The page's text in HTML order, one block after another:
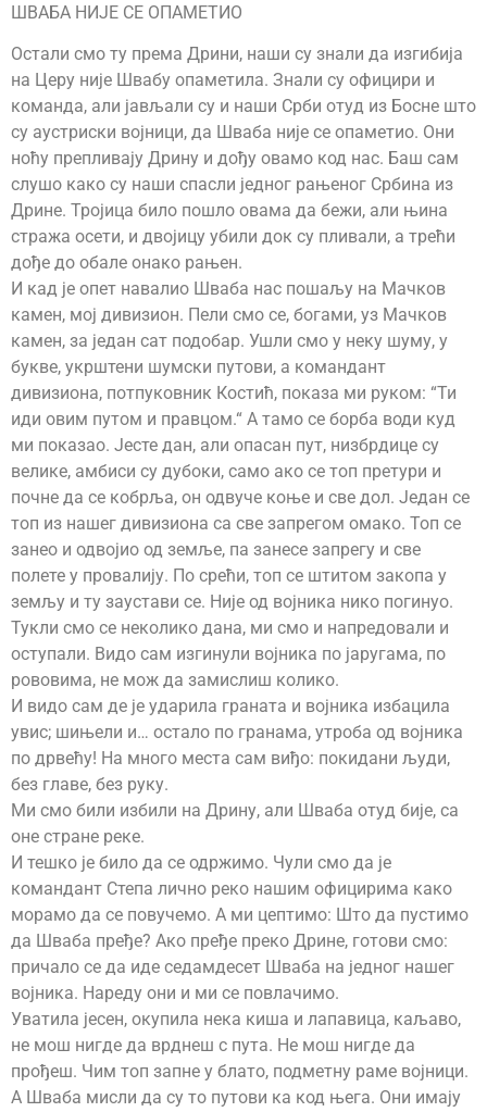
ШВАБА НИЈЕ СЕ ОПАМЕТИО
Остали смо ту према Дрини, наши су знали да изгибија
на Церу није Швабу опаметила. Знали су официри и
команда, али јављали су и наши Срби отуд из Босне што
су аустриски војници, да Шваба није се опаметио. Они
ноћу препливају Дрину и дођу овамо код нас. Баш сам
слушо како су наши спасли једног рањеног Србина из
Дрине. Тројица било пошло овама да бежи, али њина
стража осети, и двојицу убили док су пливали, а трећи
дође до обале онако рањен.
И кад је опет навалио Шваба нас пошаљу на Мачков
камен, мој дивизион. Пели смо се, богами, уз Мачков
камен, за један сат подобар. Ушли смо у неку шуму, у
букве, укрштени шумски путови, а командант
дивизиона, потпуковник Костић, показа ми руком: “Ти
иди овим путом и правцом.“ А тамо се борба води куд
ми показао. Јесте дан, али опасан пут, низбрдице су
велике, амбиси су дубоки, само ако се топ претури и
почне да се кобрља, он одвуче коње и све дол. Један се
топ из нашег дивизиона са све запрегом омако. Топ се
занео и одвојио од земље, па занесе запрегу и све
полете у провалију. По срећи, топ се штитом закопа у
земљу и ту заустави се. Није од војника нико погинуо.
Тукли смо се неколико дана, ми смо и напредовали и
оступали. Видо сам изгинули војника по јаругама, по
рововима, не мож да замислиш колико.
И видо сам де је ударила граната и војника избацила
увис; шињели и… остало по гранама, утроба од војника
по дрвећу! На много места сам виђо: покидани људи,
без главе, без руку.
Ми смо били избили на Дрину, али Шваба отуд бије, са
оне стране реке.
И тешко је било да се одржимо. Чули смо да је
командант Степа лично реко нашим официрима како
морамо да се повучемо. А ми цептимо: Што да пустимо
да Шваба пређе? Ако пређе преко Дрине, готови смо:
причало се да иде седамдесет Шваба на једног нашег
војника. Нареду они и ми се повлачимо.
Уватила јесен, окупила нека киша и лапавица, каљаво,
не мош нигде да врднеш с пута. Не мош нигде да
прођеш. Чим топ запне у блато, подметну раме војници.
А Шваба мисли да су то путови ка код њега. Они имају